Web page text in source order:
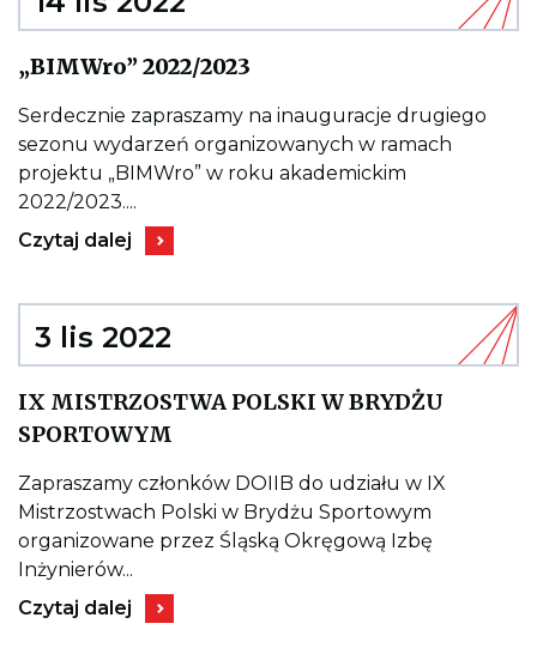
OFERTA
DLA
CZŁONKÓW
DOIIB
„BIMWro” 2022/2023
„BIMWro”
2022/2023
Serdecznie zapraszamy na inauguracje drugiego
sezonu wydarzeń organizowanych w ramach
projektu „BIMWro” w roku akademickim
2022/2023....
Kieruje
do
2022/2023
Czytaj dalej
3 lis 2022
IX MISTRZOSTWA POLSKI W BRYDŻU
SPORTOWYM
IX
MISTRZOSTWA
POLSKI
W
BRYDŻU
Zapraszamy członków DOIIB do udziału w IX
Mistrzostwach Polski w Brydżu Sportowym
organizowane przez Śląską Okręgową Izbę
Inżynierów...
Kieruje
do
Czytaj dalej